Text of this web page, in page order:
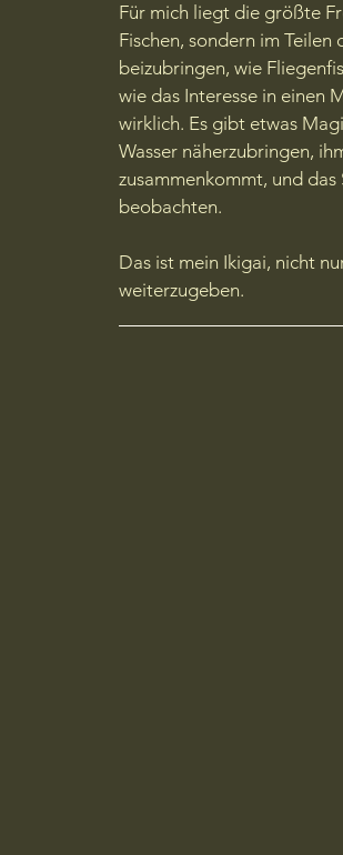
Für mich liegt die größte
Fischen, sondern im
beizubringen, wie
wie das Interesse in einen
wirklich. Es gibt etwas
Wasser näherzubringen,
zusammenkommt, und das
beobachten.
Das ist mein Ikigai, nicht
weiterzugeben.